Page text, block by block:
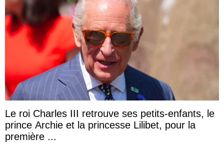
Le roi Charles III retrouve ses petits-enfants, le
prince Archie et la princesse Lilibet, pour la
première ...